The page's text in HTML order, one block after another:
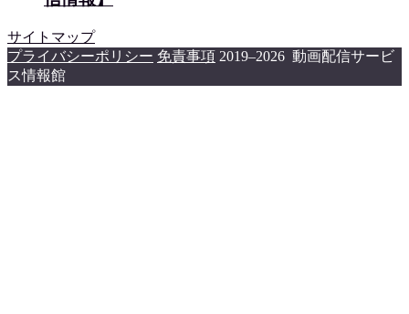
サイトマップ
プライバシーポリシー 免責事項 2019–2026 動画配信サービ
ス情報館